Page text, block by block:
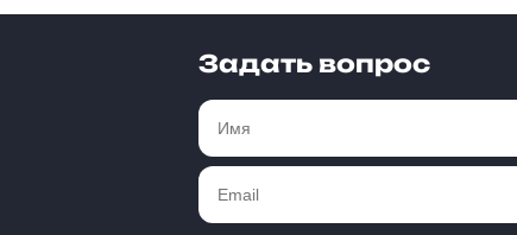
Задать вопрос